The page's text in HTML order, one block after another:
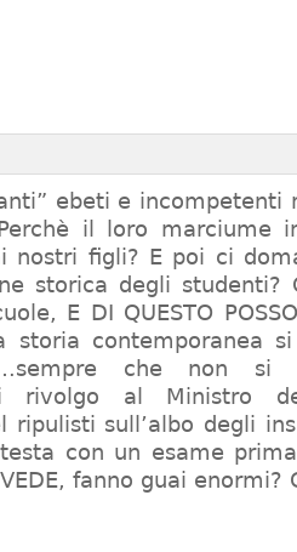
ebeti e
il loro marciume
nostri figli? E poi ci
storica degli
E DI QUESTO POSSO
storia contemporanea
che non
rivolgo al Ministro
ripulisti sull’albo degli
con un esame
fanno guai enormi?